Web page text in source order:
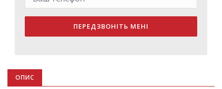
ПЕРЕДЗВОНІТЬ МЕНІ
ОПИС